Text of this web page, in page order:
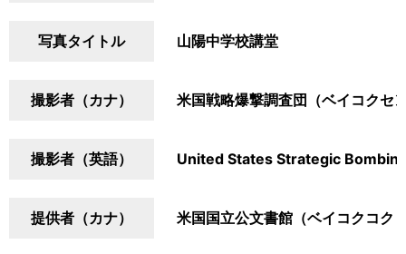
写真タイトル 山陽中学校講堂
撮影者（カナ） 米国戦略爆撃調査団（ベイコクセ
撮影者（英語） United States Strategic
提供者（カナ） 米国国立公文書館（ベイコクコク